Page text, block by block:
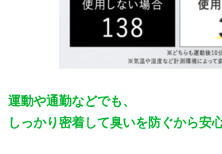
運動や通勤などでも、
しっかり密着して臭いを防ぐから安